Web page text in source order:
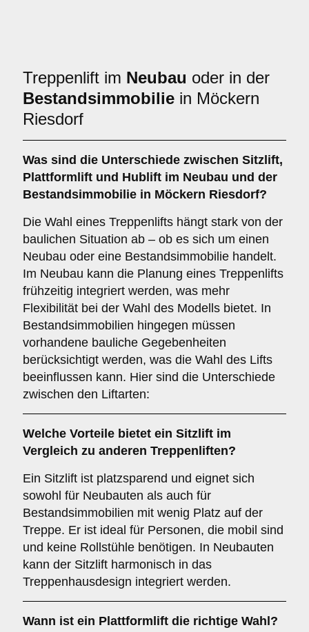
Treppenlift im Neubau oder in der
Bestandsimmobilie in Möckern
Riesdorf
Was sind die Unterschiede zwischen Sitzlift,
Plattformlift und Hublift im Neubau und der
Bestandsimmobilie in Möckern Riesdorf?
Die Wahl eines Treppenlifts hängt stark von der
baulichen Situation ab – ob es sich um einen
Neubau oder eine Bestandsimmobilie handelt.
Im Neubau kann die Planung eines Treppenlifts
frühzeitig integriert werden, was mehr
Flexibilität bei der Wahl des Modells bietet. In
Bestandsimmobilien hingegen müssen
vorhandene bauliche Gegebenheiten
berücksichtigt werden, was die Wahl des Lifts
beeinflussen kann. Hier sind die Unterschiede
zwischen den Liftarten:
Welche Vorteile bietet ein Sitzlift im
Vergleich zu anderen Treppenliften?
Ein Sitzlift ist platzsparend und eignet sich
sowohl für Neubauten als auch für
Bestandsimmobilien mit wenig Platz auf der
Treppe. Er ist ideal für Personen, die mobil sind
und keine Rollstühle benötigen. In Neubauten
kann der Sitzlift harmonisch in das
Treppenhausdesign integriert werden.
Wann ist ein Plattformlift die richtige Wahl?